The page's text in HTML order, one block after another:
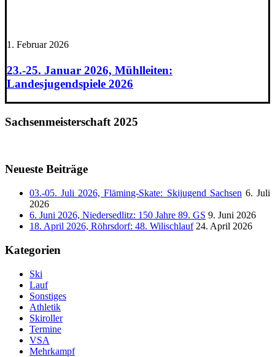
1. Februar 2026
23.-25. Januar 2026, Mühlleiten:
Landesjugendspiele 2026
Sachsenmeisterschaft 2025
Neueste Beiträge
03.-05. Juli 2026, Fläming-Skate: Skijugend Sachsen 6. Juli
2026
6. Juni 2026, Niedersedlitz: 150 Jahre 89. GS 9. Juni 2026
18. April 2026, Röhrsdorf: 48. Wilischlauf 24. April 2026
Kategorien
Ski
Lauf
Sonstiges
Athletik
Skiroller
Termine
VSA
Mehrkampf